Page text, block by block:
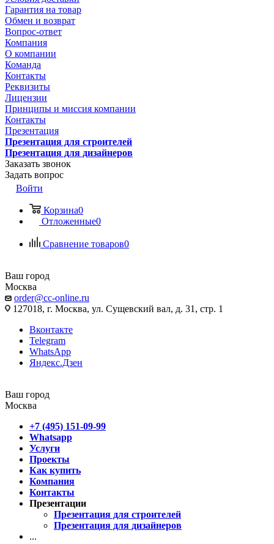
Гарантия на товар
Обмен и возврат
Вопрос-ответ
Компания
О компании
Команда
Контакты
Реквизиты
Лицензии
Принципы и миссия компании
Контакты
Презентация
Презентация для строителей
Презентация для дизайнеров
Заказать звонок
Задать вопрос
Войти
Корзина0
Отложенные0
Сравнение товаров0
Ваш город
Москва
order@cc-online.ru
127018, г. Москва, ул. Сущевский вал, д. 31, стр. 1
Вконтакте
Telegram
WhatsApp
Яндекс.Дзен
Ваш город
Москва
+7 (495) 151-09-99
Whatsapp
Услуги
Проекты
Как купить
Компания
Контакты
Презентации
Презентация для строителей
Презентация для дизайнеров
...